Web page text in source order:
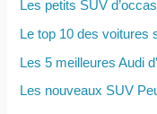
Les petits SUV
Le top 10 des voitures
Les 5 meilleures Audi
Les nouveaux SUV